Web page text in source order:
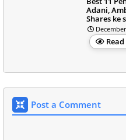
Adani,
Shares ke
Post a Comment